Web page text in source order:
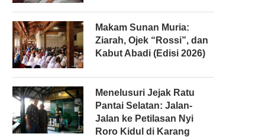
Makam Sunan Muria:
Ziarah, Ojek “Rossi”, dan
Kabut Abadi (Edisi 2026)
Menelusuri Jejak Ratu
Pantai Selatan: Jalan-
Jalan ke Petilasan Nyi
Roro Kidul di Karang